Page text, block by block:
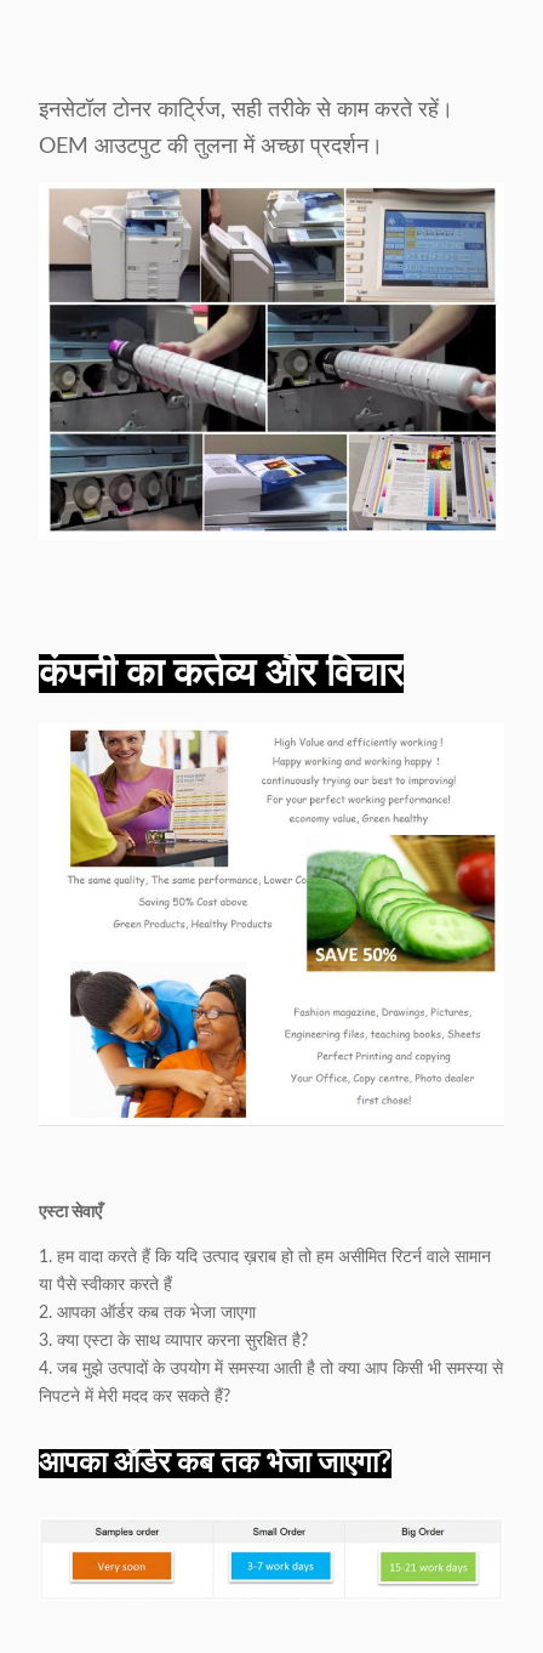
इनसेटॉल टोनर कार्ट्रिज, सही तरीके से काम करते रहें।
OEM आउटपुट की तुलना में अच्छा प्रदर्शन।
कंपनी का कर्तव्य और विचार
एस्टा सेवाएँ
1. हम वादा करते हैं कि यदि उत्पाद ख़राब हो तो हम असीमित रिटर्न वाले सामान
या पैसे स्वीकार करते हैं
2. आपका ऑर्डर कब तक भेजा जाएगा
3. क्या एस्टा के साथ व्यापार करना सुरक्षित है?
4. जब मुझे उत्पादों के उपयोग में समस्या आती है तो क्या आप किसी भी समस्या से
निपटने में मेरी मदद कर सकते हैं?
आपका ऑर्डर कब तक भेजा जाएगा?